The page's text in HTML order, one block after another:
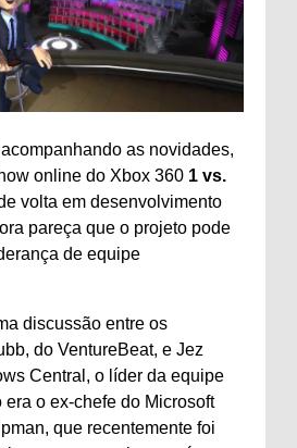
as novidades,
online do Xbox 360 1 vs.
volta em desenvolvimento
pareça que o projeto pode
de equipe
discussão entre os
do VentureBeat, e Jez
Central, o líder da equipe
o ex-chefe do Microsoft
que recentemente foi